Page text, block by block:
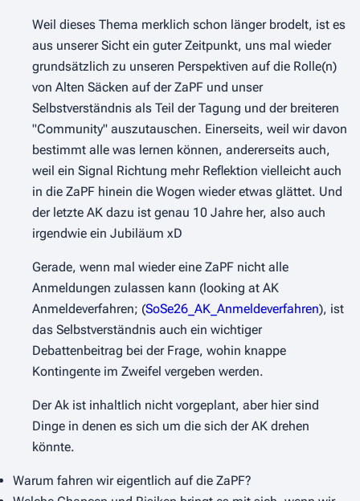
Weil dieses Thema merklich schon länger brodelt, ist es
aus unserer Sicht ein guter Zeitpunkt, uns mal wieder
grundsätzlich zu unseren Perspektiven auf die Rolle(n)
von Alten Säcken auf der ZaPF und unser
Selbstverständnis als Teil der Tagung und der breiteren
"Community" auszutauschen. Einerseits, weil wir davon
bestimmt alle was lernen können, andererseits auch,
weil ein Signal Richtung mehr Reflektion vielleicht auch
in die ZaPF hinein die Wogen wieder etwas glättet. Und
der letzte AK dazu ist genau 10 Jahre her, also auch
irgendwie ein Jubiläum xD
Gerade, wenn mal wieder eine ZaPF nicht alle
Anmeldungen zulassen kann (looking at AK
Anmeldeverfahren; (SoSe26_AK_Anmeldeverfahren), ist
das Selbstverständnis auch ein wichtiger
Debattenbeitrag bei der Frage, wohin knappe
Kontingente im Zweifel vergeben werden.
Der Ak ist inhaltlich nicht vorgeplant, aber hier sind
Dinge in denen es sich um die sich der AK drehen
könnte.
Warum fahren wir eigentlich auf die ZaPF?